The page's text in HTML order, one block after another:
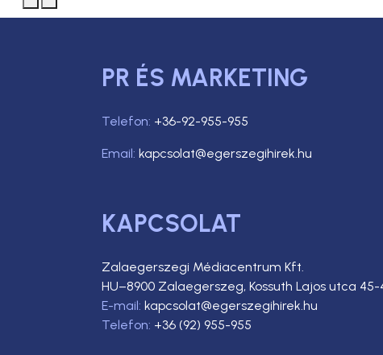
PR ÉS MARKETING
Telefon: +36-92-955-955
Email: kapcsolat@egerszegihirek.hu
KAPCSOLAT
Zalaegerszegi Médiacentrum Kft.
HU–8900 Zalaegerszeg, Kossuth Lajos utca 45-
E-mail: kapcsolat@egerszegihirek.hu
Telefon: +36 (92) 955-955